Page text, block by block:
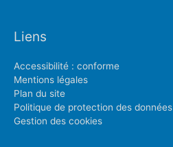
Liens
Accessibilité : conforme
Mentions légales
Plan du site
Politique de protection des données
Gestion des cookies